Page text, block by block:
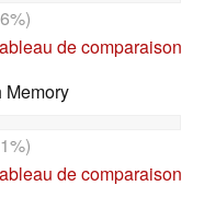
de comparaison
Memory
de comparaison